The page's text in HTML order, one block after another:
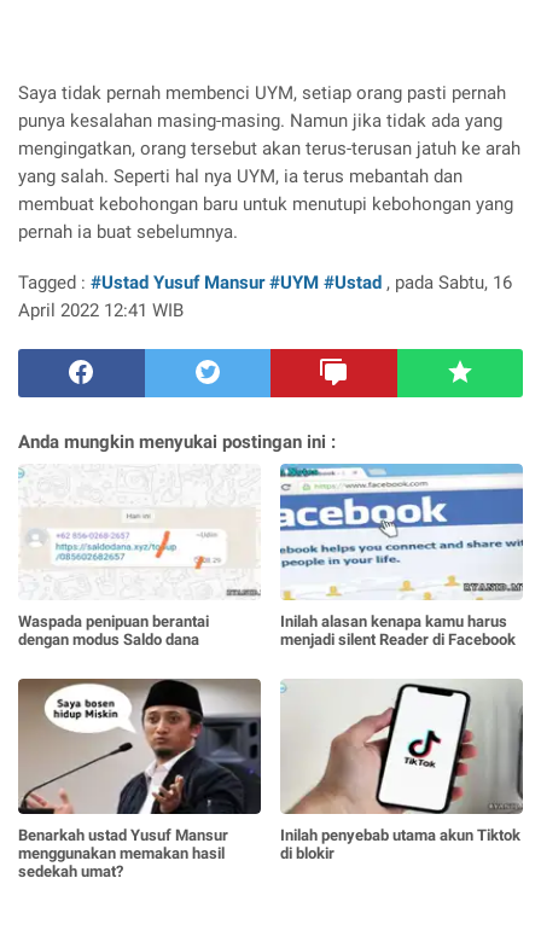
Saya tidak pernah membenci UYM, setiap orang pasti pernah
punya kesalahan masing-masing. Namun jika tidak ada yang
mengingatkan, orang tersebut akan terus-terusan jatuh ke arah
yang salah. Seperti hal nya UYM, ia terus mebantah dan
membuat kebohongan baru untuk menutupi kebohongan yang
pernah ia buat sebelumnya.
Tagged : #Ustad Yusuf Mansur #UYM #Ustad , pada Sabtu, 16
April 2022 12:41 WIB
Anda mungkin menyukai postingan ini :
Waspada penipuan berantai
dengan modus Saldo dana
Inilah alasan kenapa kamu harus
menjadi silent Reader di Facebook
Benarkah ustad Yusuf Mansur
menggunakan memakan hasil
sedekah umat?
Inilah penyebab utama akun Tiktok
di blokir